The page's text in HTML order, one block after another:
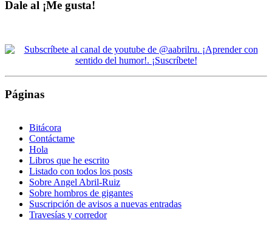
Dale al ¡Me gusta!
Páginas
Bitácora
Contáctame
Hola
Libros que he escrito
Listado con todos los posts
Sobre Angel Abril-Ruiz
Sobre hombros de gigantes
Suscripción de avisos a nuevas entradas
Travesías y corredor